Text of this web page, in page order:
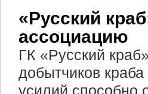
«Русский
ассоциацию
ГК «Русский
добытчиков
усилий способно